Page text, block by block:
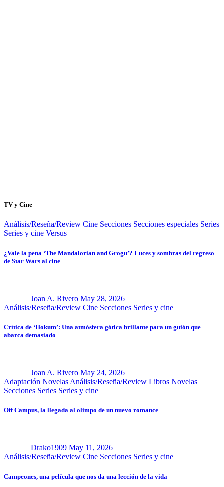
TV y Cine
Análisis/Reseña/Review Cine Secciones Secciones especiales Series
Series y cine Versus
¿Vale la pena ‘The Mandalorian and Grogu’? Luces y sombras del regreso
de Star Wars al cine
Joan A. Rivero May 28, 2026
Análisis/Reseña/Review Cine Secciones Series y cine
Crítica de ‘Hokum’: Una atmósfera gótica brillante para un guión que
abarca demasiado
Joan A. Rivero May 24, 2026
Adaptación Novelas Análisis/Reseña/Review Libros Novelas
Secciones Series Series y cine
Off Campus, la llegada al olimpo de un nuevo romance
Drako1909 May 11, 2026
Análisis/Reseña/Review Cine Secciones Series y cine
Campeones, una película que nos da una lección de la vida